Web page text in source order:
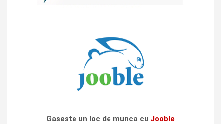
Gaseste un loc de munca cu Jooble